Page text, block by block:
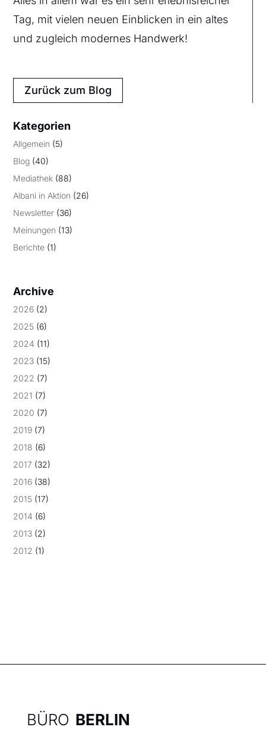
Tag, mit vielen neuen Einblicken in ein altes
und zugleich modernes Handwerk!
Zurück zum Blog
Kategorien
Allgemein (5)
Blog (40)
Mediathek (88)
Albani in Aktion (26)
Newsletter (36)
Meinungen (13)
Berichte (1)
Archive
2026 (2)
2025 (6)
2024 (11)
2023 (15)
2022 (7)
2021 (7)
2020 (7)
2019 (7)
2018 (6)
2017 (32)
2016 (38)
2015 (17)
2014 (6)
2013 (2)
2012 (1)
BÜRO BERLIN